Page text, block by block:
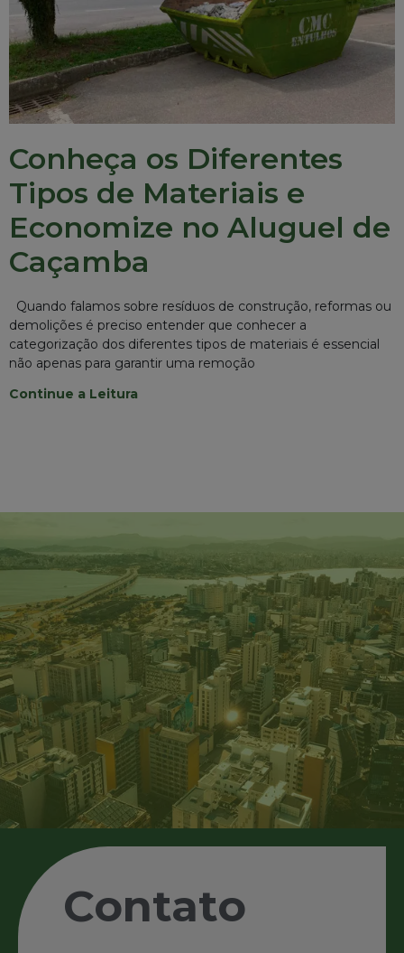
Conheça os Diferentes
Tipos de Materiais e
Economize no Aluguel de
Caçamba
Quando falamos sobre resíduos de construção, reformas ou
demolições é preciso entender que conhecer a
categorização dos diferentes tipos de materiais é essencial
não apenas para garantir uma remoção
Continue a Leitura
Contato
Isso vai fechar em5segundos